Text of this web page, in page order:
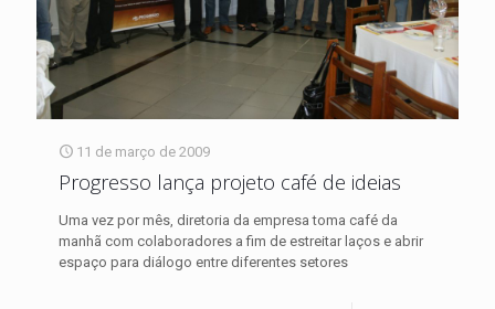
11 de março de 2009
Progresso lança projeto café de ideias
Uma vez por mês, diretoria da empresa toma café da
manhã com colaboradores a fim de estreitar laços e abrir
espaço para diálogo entre diferentes setores